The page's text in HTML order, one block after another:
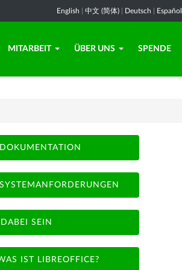
English 中文 (简体) Deutsch Español
MITARBEIT ÜBER UNS SPENDE
DOKUMENTATION
SYSTEMANFORDERUNGEN
DABEI SEIN
IST LIBREOFFICE?